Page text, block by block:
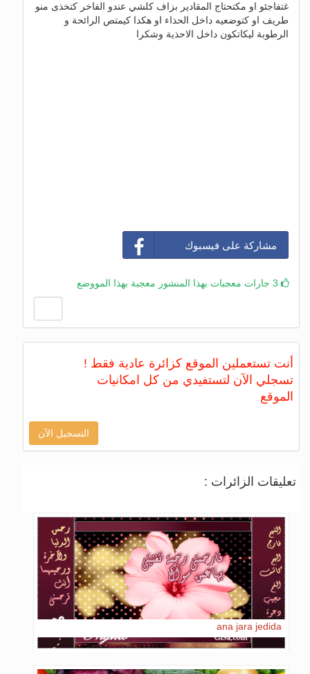
غتفاجئو او مكتحتاج المقادير بزاف كلشي عندو الفاخر كتخذى منو
طريف او كتوضعيه داخل الحذاء او هكدا كيمتص الرائحة و
الرطوبة ليكاتكون داخل الاحذية وشكرا
مشاركة على فيسبوك
أنت تستعملين الموقع كزائرة عادية فقط !
تسجلي الآن لتستفيدي من كل امكانيات
الموقع
التسجيل الآن
تعليقات الزائرات :
ana jara jedida